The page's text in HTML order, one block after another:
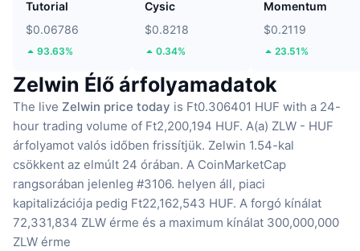
Tutorial
$0.06786
93.63%
Cysic
$0.8218
0.34%
Momentum
$0.2119
23.51%
Zelwin Élő árfolyamadatok
The live Zelwin price today is Ft0.306401 HUF with a 24-
hour trading volume of Ft2,200,194 HUF. A(a) ZLW - HUF
árfolyamot valós időben frissítjük. Zelwin 1.54-kal
csökkent az elmúlt 24 órában. A CoinMarketCap
rangsorában jelenleg #3106. helyen áll, piaci
kapitalizációja pedig Ft22,162,543 HUF. A forgó kínálat
72,331,834 ZLW érme és a maximum kínálat 300,000,000
ZLW érme